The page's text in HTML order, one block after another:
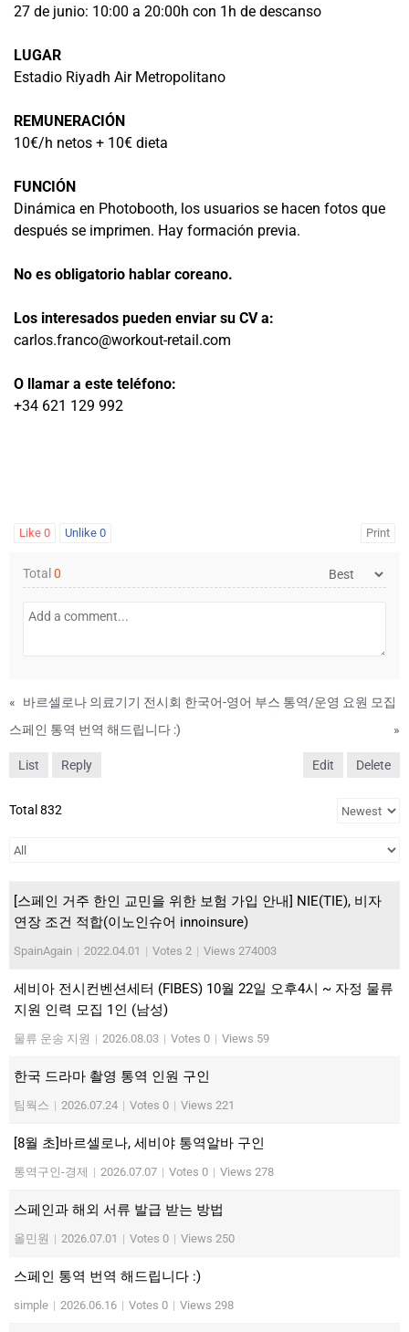
27 de junio: 10:00 a 20:00h con 1h de descanso
LUGAR
Estadio Riyadh Air Metropolitano
REMUNERACIÓN
10€/h netos + 10€ dieta
FUNCIÓN
Dinámica en Photobooth, los usuarios se hacen fotos que
después se imprimen. Hay formación previa.
No es obligatorio hablar coreano.
Los interesados pueden enviar su CV a:
carlos.franco@workout-retail.com
O llamar a este teléfono:
+34 621 129 992
Like 0 Unlike 0 Print
Total 0
«
바르셀로나 의료기기 전시회 한국어-영어 부스 통역/운영 요원 모집
스페인 통역 번역 해드립니다 :)
»
List Reply Edit Delete
Total 832
[스페인 거주 한인 교민을 위한 보험 가입 안내] NIE(TIE), 비자
연장 조건 적합(이노인슈어 innoinsure)
SpainAgain | 2022.04.01 | Votes 2 | Views 274003
세비아 전시컨벤션세터 (FIBES) 10월 22일 오후4시 ~ 자정 물류
지원 인력 모집 1인 (남성)
물류 운송 지원 | 2026.08.03 | Votes 0 | Views 59
한국 드라마 촬영 통역 인원 구인
팀웍스 | 2026.07.24 | Votes 0 | Views 221
[8월 초]바르셀로나, 세비야 통역알바 구인
통역구인-경제 | 2026.07.07 | Votes 0 | Views 278
스페인과 해외 서류 발급 받는 방법
올민원 | 2026.07.01 | Votes 0 | Views 250
스페인 통역 번역 해드립니다 :)
simple | 2026.06.16 | Votes 0 | Views 298